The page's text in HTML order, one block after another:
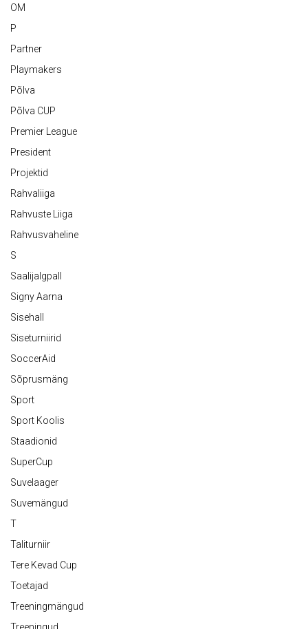
OM
P
Partner
Playmakers
Põlva
Põlva CUP
Premier League
President
Projektid
Rahvaliiga
Rahvuste Liiga
Rahvusvaheline
S
Saalijalgpall
Signy Aarna
Sisehall
Siseturniirid
SoccerAid
Sõprusmäng
Sport
Sport Koolis
Staadionid
SuperCup
Suvelaager
Suvemängud
T
Taliturniir
Tere Kevad Cup
Toetajad
Treeningmängud